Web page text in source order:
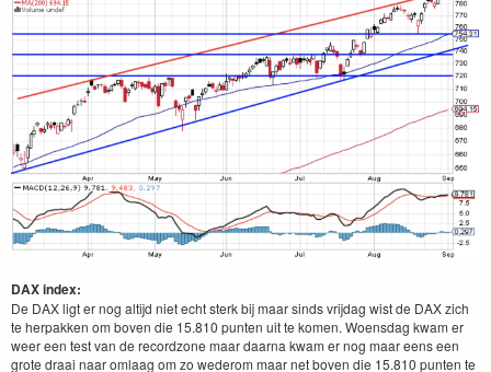
DAX index:
De DAX ligt er nog altijd niet echt sterk bij maar sinds vrijdag wist de DAX zich
te herpakken om boven die 15.810 punten uit te komen. Woensdag kwam er
weer een test van de recordzone maar daarna kwam er nog maar eens een
grote draai naar omlaag om zo wederom maar net boven die 15.810 punten te